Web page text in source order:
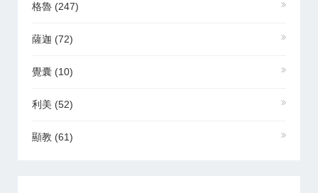
格魯 (247)
薩迦 (72)
覺囊 (10)
利美 (52)
顯教 (61)